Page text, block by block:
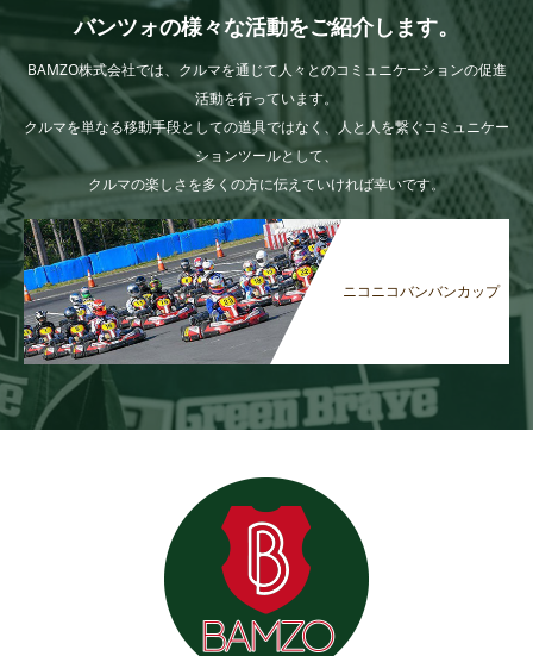
バンツォの様々な活動をご紹介します。
BAMZO株式会社では、クルマを通じて人々とのコミュニケーションの促進
活動を行っています。
クルマを単なる移動手段としての道具ではなく、人と人を繋ぐコミュニケー
ションツールとして、
クルマの楽しさを多くの方に伝えていければ幸いです。
ニコニコバンバンカップ